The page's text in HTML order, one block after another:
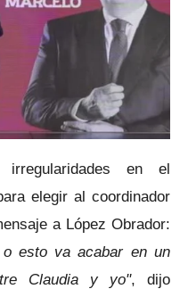
irregularidades en el
elegir al coordinador
a López Obrador:
esto va acabar en un
Claudia y yo", dijo